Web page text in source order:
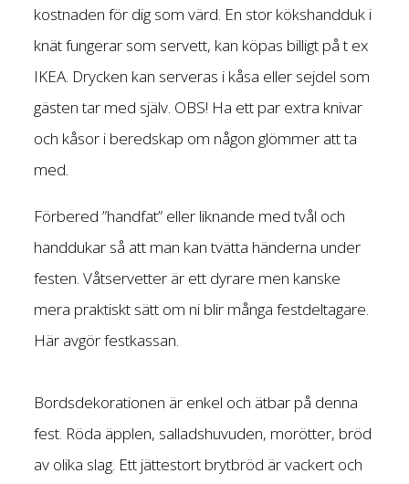
kostnaden för dig som värd. En stor kökshandduk i
knät fungerar som servett, kan köpas billigt på t ex
IKEA. Drycken kan serveras i kåsa eller sejdel som
gästen tar med själv. OBS! Ha ett par extra knivar
och kåsor i beredskap om någon glömmer att ta
med.
Förbered ”handfat” eller liknande med tvål och
handdukar så att man kan tvätta händerna under
festen. Våtservetter är ett dyrare men kanske
mera praktiskt sätt om ni blir många festdeltagare.
Här avgör festkassan.
Bordsdekorationen är enkel och ätbar på denna
fest. Röda äpplen, salladshuvuden, morötter, bröd
av olika slag. Ett jättestort brytbröd är vackert och